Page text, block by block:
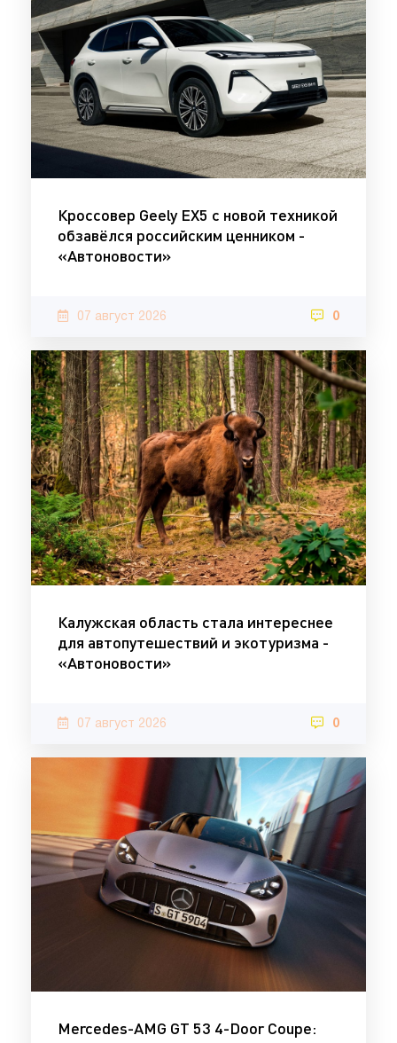
Кроссовер Geely EX5 с новой техникой
обзавёлся российским ценником -
«Автоновости»
07 август 2026 0
Калужская область стала интереснее
для автопутешествий и экотуризма -
«Автоновости»
07 август 2026 0
Mercedes-AMG GT 53 4-Door Coupe: